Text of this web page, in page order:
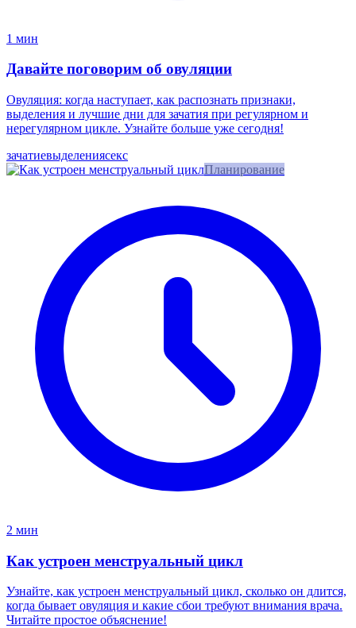
1 мин
Давайте поговорим об овуляции
Овуляция: когда наступает, как распознать признаки,
выделения и лучшие дни для зачатия при регулярном и
нерегулярном цикле. Узнайте больше уже сегодня!
зачатиевыделениясекс
Планирование
2 мин
Как устроен менструальный цикл
Узнайте, как устроен менструальный цикл, сколько он длится,
когда бывает овуляция и какие сбои требуют внимания врача.
Читайте простое объяснение!